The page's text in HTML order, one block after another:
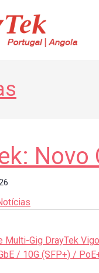
de
Multi-Gig DrayTek
/ 10G (SFP+) /